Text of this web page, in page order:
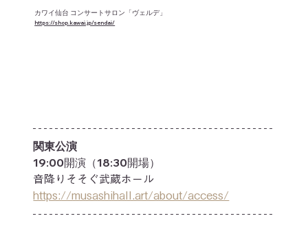
カワイ仙台 コンサートサロン「ヴェルデ」
https://shop.kawai.jp/sendai/
関東公演
19:00開演（18:30開場）
音降りそそぐ武蔵ホール
https://musashihall.art/about/access/